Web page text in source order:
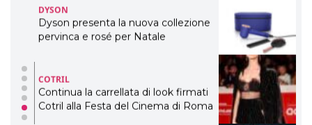
DYSON
Dyson presenta la nuova collezione
pervinca e rosé per Natale
COTRIL
Continua la carrellata di look firmati
Cotril alla Festa del Cinema di Roma